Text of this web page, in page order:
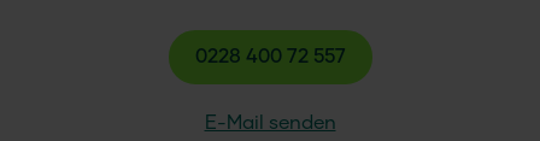
0228 400 72 557
E-Mail senden